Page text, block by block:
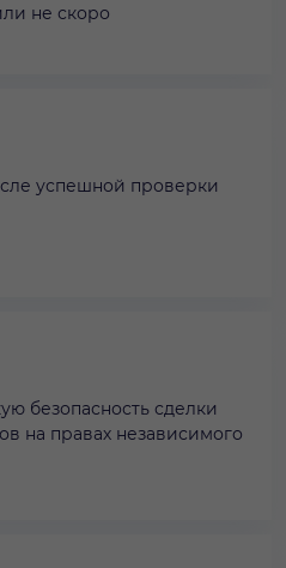
не скоро
успешной проверки
безопасность сделки
на правах независимого